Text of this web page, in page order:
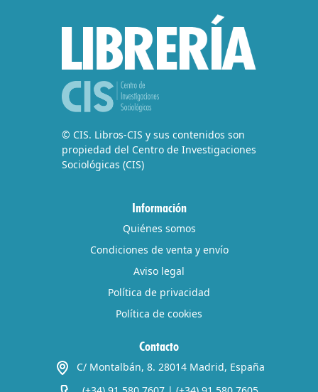
© CIS. Libros-CIS y sus contenidos son
propiedad del Centro de Investigaciones
Sociológicas (CIS)
Información
Quiénes somos
Condiciones de venta y envío
Aviso legal
Política de privacidad
Política de cookies
Contacto
C/ Montalbán, 8. 28014 Madrid, España